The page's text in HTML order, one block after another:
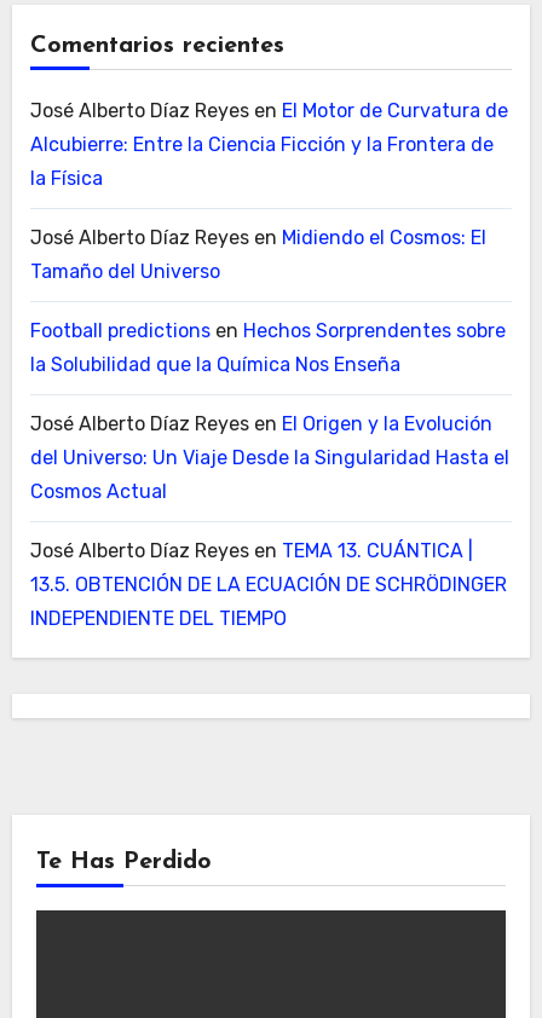
Comentarios recientes
José Alberto Díaz Reyesen El Motor de Curvatura de
Alcubierre: Entre la Ciencia Ficción y la Frontera de
la Física
José Alberto Díaz Reyesen Midiendo el Cosmos: El
Tamaño del Universo
Football predictionsen Hechos Sorprendentes sobre
la Solubilidad que la Química Nos Enseña
José Alberto Díaz Reyesen El Origen y la Evolución
del Universo: Un Viaje Desde la Singularidad Hasta el
Cosmos Actual
José Alberto Díaz Reyesen TEMA 13. CUÁNTICA |
13.5. OBTENCIÓN DE LA ECUACIÓN DE SCHRÖDINGER
INDEPENDIENTE DEL TIEMPO
Te Has Perdido